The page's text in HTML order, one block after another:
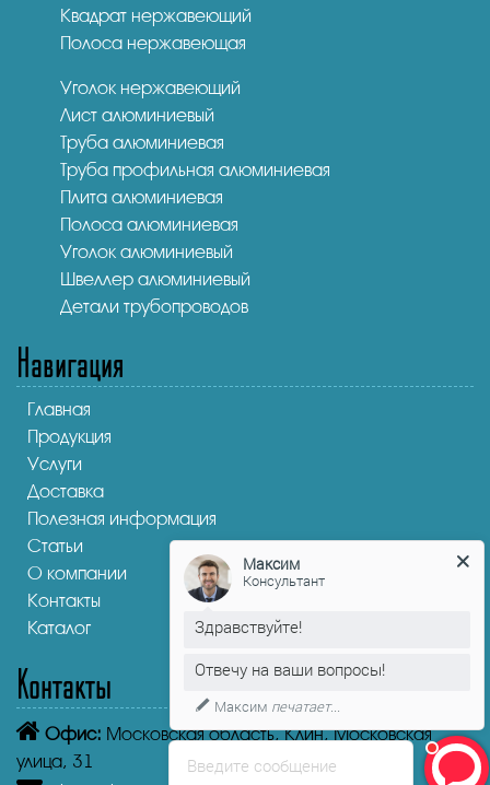
Квадрат нержавеющий
Полоса нержавеющая
Уголок нержавеющий
Лист алюминиевый
Труба алюминиевая
Труба профильная алюминиевая
Плита алюминиевая
Полоса алюминиевая
Уголок алюминиевый
Швеллер алюминиевый
Детали трубопроводов
Навигация
Главная
Продукция
Услуги
Доставка
Полезная информация
Статьи
О компании
Контакты
Каталог
Контакты
Офис: Московская область, Клин, Московская
улица, 31
Введите сообщение
Максим
Консультант
Здравствуйте!
Отвечу на ваши вопросы!
Максим печатает...